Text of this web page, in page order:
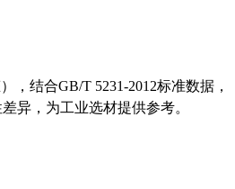
结合GB/T 5231-2012标准数据，
异，为工业选材提供参考。